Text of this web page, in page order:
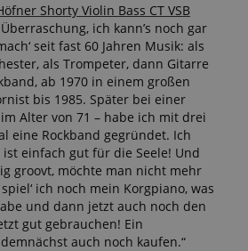
Shorty Violin Bass CT VSB
ich kann’s noch gar
seit fast 60 Jahren Musik: als
als Trompeter, dann Gitarre
ab 1970 in einem großen
bis 1985. Später bei einer
Alter von 71 – habe ich mit drei
eine Rockband gegründet. Ich
ist einfach gut für die Seele! Und
groovt, möchte man nicht mehr
ich noch mein Korgpiano, was
und dann jetzt auch noch den
gut gebrauchen! Ein
auch noch kaufen.“